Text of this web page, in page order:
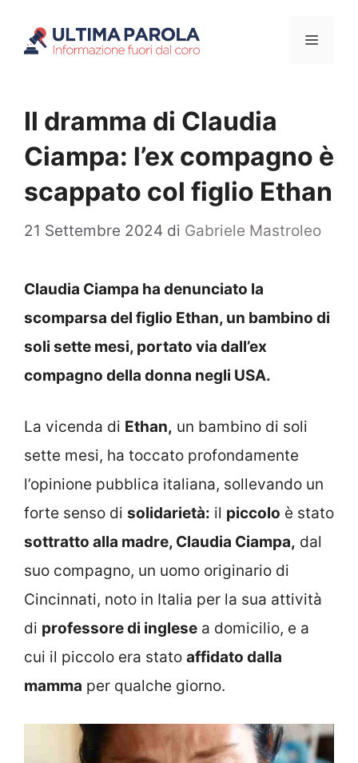
Menu
Il dramma di Claudia
Ciampa: l’ex compagno è
scappato col figlio Ethan
21 Settembre 2024 di Gabriele Mastroleo
Claudia Ciampa ha denunciato la
scomparsa del figlio Ethan, un bambino di
soli sette mesi, portato via dall’ex
compagno della donna negli USA.
La vicenda di Ethan, un bambino di soli
sette mesi, ha toccato profondamente
l’opinione pubblica italiana, sollevando un
forte senso di solidarietà: il piccolo è stato
sottratto alla madre, Claudia Ciampa, dal
suo compagno, un uomo originario di
Cincinnati, noto in Italia per la sua attività
di professore di inglese a domicilio, e a
cui il piccolo era stato affidato dalla
mamma per qualche giorno.